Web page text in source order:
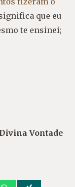
que eu
te ensinei;
Vontade